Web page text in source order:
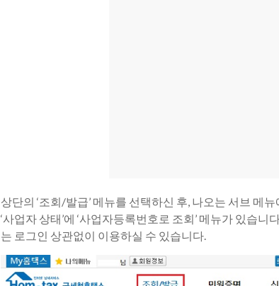
상단의 ‘조회/발급’ 메뉴를 선택하신 후, 나오는 서브 메
‘사업자 상태’에 ‘사업자등록번호로 조회’ 메뉴가 있습
는 로그인 상관없이 이용하실 수 있습니다.